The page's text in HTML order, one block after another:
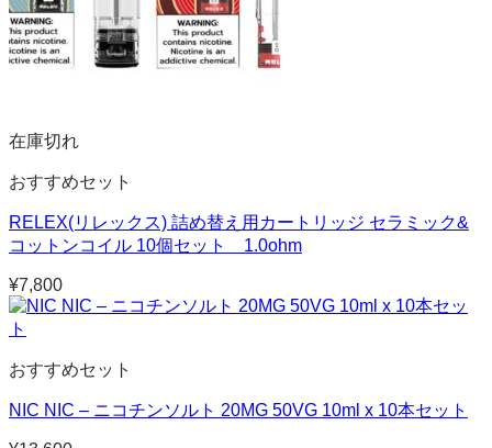
在庫切れ
おすすめセット
RELEX(リレックス) 詰め替え用カートリッジ セラミック&
コットンコイル 10個セット 1.0ohm
¥7,800
おすすめセット
NIC NIC – ニコチンソルト 20MG 50VG 10ml x 10本セット